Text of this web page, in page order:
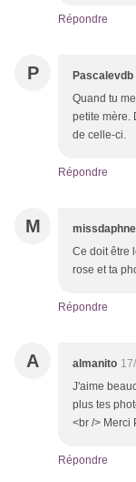
Répondre
P Pascalevdb
Quand tu
petite mère.
de celle-ci.
Répondre
M
Ce doit être
rose et ta
Répondre
A almanito
J'aime
plus tes
<br /> Merci
Répondre